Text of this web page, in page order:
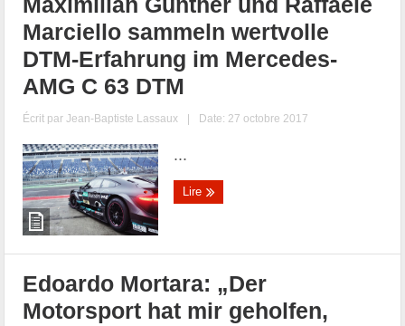
Marciello sammeln wertvolle
DTM-Erfahrung im Mercedes-
AMG C 63 DTM
Écrit parJean-Baptiste Lassaux | Date: 27 octobre 2017
...
Lire
Edoardo Mortara: „Der
Motorsport hat mir geholfen,